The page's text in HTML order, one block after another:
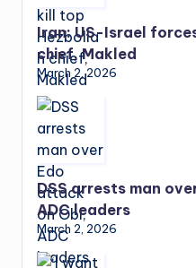
Iran: US-Israel
chief, Makled
March 2, 2026
DSS arrests man
ADC leaders
March 2, 2026